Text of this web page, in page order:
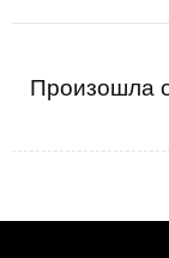
Произошла